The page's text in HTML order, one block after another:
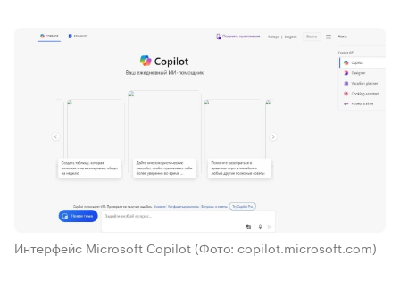
Интерфейс Microsoft Copilot (Фото: copilot.microsoft.com)